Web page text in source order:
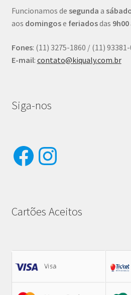
Funcionamos de segunda a
aos domingose feriadosdas 9h00
Fones: (11) 3275-1860 / (11)
E-mail: contato@kiqualy.com.br
Siga-nos
Facebook
Instagram
Cartões Aceitos